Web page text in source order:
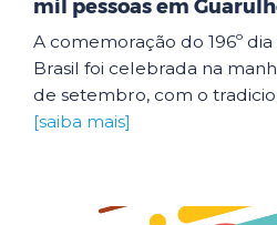
mil pessoas em
A comemoração do 196º
Brasil foi celebrada na
de setembro, com o
[saiba mais]